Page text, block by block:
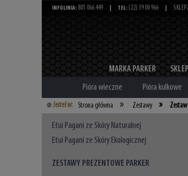
MARKA PARKER
INFOLINIA: 801 066 449 TEL: (22) 39 00 966
Pióra wieczne Pióra kulkowe
Jesteś w: Strona główna » Zestawy »
Etui Pagani ze Skóry Naturalnej
Etui Pagani ze Skóry Ekologicznej
ZESTAWY PREZENTOWE PARKER